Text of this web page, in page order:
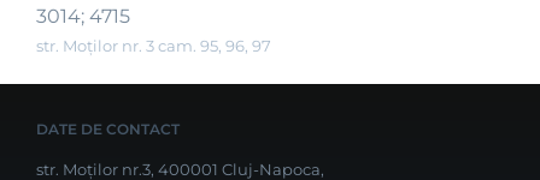
3014; 4715
str. Moților nr. 3 cam. 95, 96, 97
DATE DE CONTACT
str. Moților nr.3, 400001 Cluj-Napoca,